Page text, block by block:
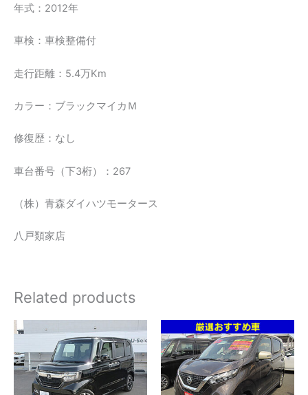
年式：2012年
車検：車検整備付
走行距離：5.4万Km
カラー：ブラックマイカＭ
修復歴：なし
車台番号（下3桁）：267
（株）青森ダイハツモータース
八戸類家店
Related products